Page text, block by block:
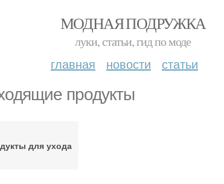
МОДНАЯ ПОДРУЖКА
луки, статьи, гид по моде
главная новости статьи
продукты
для ухода